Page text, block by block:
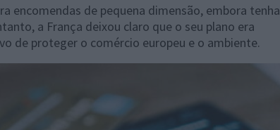
encomendas de pequena dimensão, embora tenha
a França deixou claro que o seu plano era
de proteger o comércio europeu e o ambiente.